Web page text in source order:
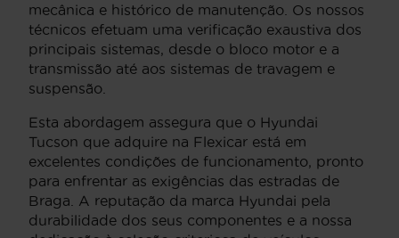
mecânica e histórico de manutenção. Os nossos
técnicos efetuam uma verificação exaustiva dos
principais sistemas, desde o bloco motor e a
transmissão até aos sistemas de travagem e
suspensão.
Esta abordagem assegura que o Hyundai
Tucson que adquire na Flexicar está em
excelentes condições de funcionamento, pronto
para enfrentar as exigências das estradas de
Braga. A reputação da marca Hyundai pela
durabilidade dos seus componentes e a nossa